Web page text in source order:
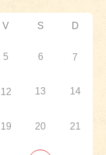
V S D
5 6 7
12 13 14
19 20 21